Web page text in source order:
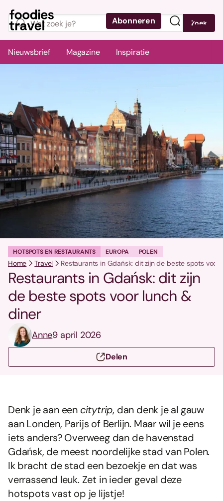
Abonneren Zoek
Nieuwsbrief Magazine Inspiratie
HOTSPOTS EN RESTAURANTS EUROPA POLEN
Home Travel Restaurants in Gdańsk: dit zijn de beste spots voor
Restaurants in Gdańsk: dit zijn
de beste spots voor lunch &
diner
Anne9 april 2026
Delen
Denk je aan een citytrip, dan denk je al gauw
aan Londen, Parijs of Berlijn. Maar wil je eens
iets anders? Overweeg dan de havenstad
Gdańsk, de meest noordelijke stad van Polen.
Ik bracht de stad een bezoekje en dat was
verrassend leuk. Zet in ieder geval deze
hotspots vast op je lijstje!